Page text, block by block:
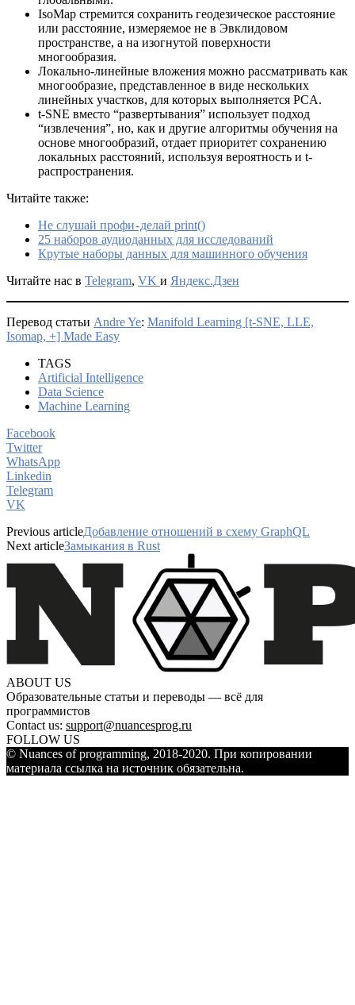
IsoMap стремится сохранить геодезическое расстояние
или расстояние, измеряемое не в Эвклидовом
пространстве, а на изогнутой поверхности
многообразия.
Локально-линейные вложения можно рассматривать как
многообразие, представленное в виде нескольких
линейных участков, для которых выполняется PCA.
t-SNE вместо “развертывания” использует подход
“извлечения”, но, как и другие алгоритмы обучения на
основе многообразий, отдает приоритет сохранению
локальных расстояний, используя вероятность и t-
распространения.
Читайте также:
Не слушай профи - делай print()
25 наборов аудиоданных для исследований
Крутые наборы данных для машинного обучения
Читайте нас в Telegram, VK и Яндекс.Дзен
Перевод статьи Andre Ye: Manifold Learning [t-SNE, LLE,
Isomap, +] Made Easy
TAGS
Artificial Intelligence
Data Science
Machine Learning
Facebook
Twitter
WhatsApp
Linkedin
Telegram
VK
Previous articleДобавление отношений в схему GraphQL
Next articleЗамыкания в Rust
ABOUT US
Образовательные статьи и переводы — всё для
программистов
Contact us: support@nuancesprog.ru
FOLLOW US
© Nuances of programming, 2018-2020. При копировании
материала ссылка на источник обязательна.